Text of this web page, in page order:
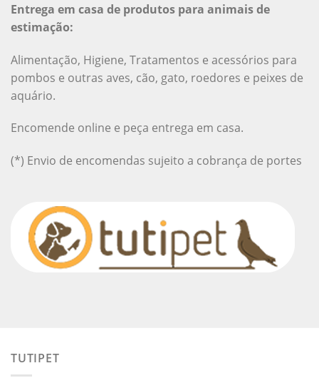
Entrega em casa de produtos para animais de
estimação:
Alimentação, Higiene, Tratamentos e acessórios para
pombos e outras aves, cão, gato, roedores e peixes de
aquário.
Encomende online e peça entrega em casa.
(*) Envio de encomendas sujeito a cobrança de portes
TUTIPET